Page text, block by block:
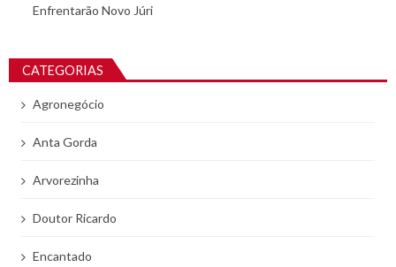
Enfrentarão Novo Júri
CATEGORIAS
Agronegócio
Anta Gorda
Arvorezinha
Doutor Ricardo
Encantado